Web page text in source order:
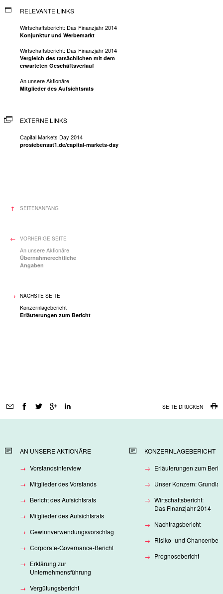
RELEVANTE LINKS
Wirtschaftsbericht: Das Finanzjahr 2014
Konjunktur und Werbemarkt
Wirtschaftsbericht: Das Finanzjahr 2014
Vergleich des tatsächlichen mit dem
erwarteten Geschäftsverlauf
An unsere Aktionäre
Mitglieder des Aufsichtsrats
EXTERNE LINKS
Capital Markets Day 2014
prosiebensat1.de/capital-markets-day
SEITENANFANG
VORHERIGE SEITE
An unsere Aktionäre
Übernahmerechtliche
Angaben
NÄCHSTE SEITE
Konzernlagebericht
Erläuterungen zum Bericht
SEITE DRUCKEN
AN UNSERE AKTIONÄRE
Vorstandsinterview
Mitglieder des Vorstands
Bericht des Aufsichtsrats
Mitglieder des Aufsichtsrats
Gewinnverwendungsvorschlag
Corporate-Governance-Bericht
Erklärung zur
Unternehmensführung
Vergütungsbericht
KONZERNLAGEBERICHT
Erläuterungen zum
Unser Konzern:
Wirtschaftsbericht:
Das Finanzjahr 2014
Nachtragsbericht
Risiko- und
Prognosebericht